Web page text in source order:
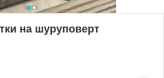
на шуруповерт